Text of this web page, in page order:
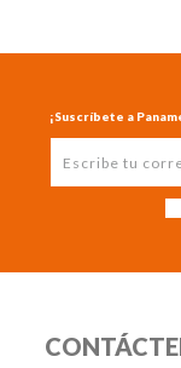
¡Suscríbete a